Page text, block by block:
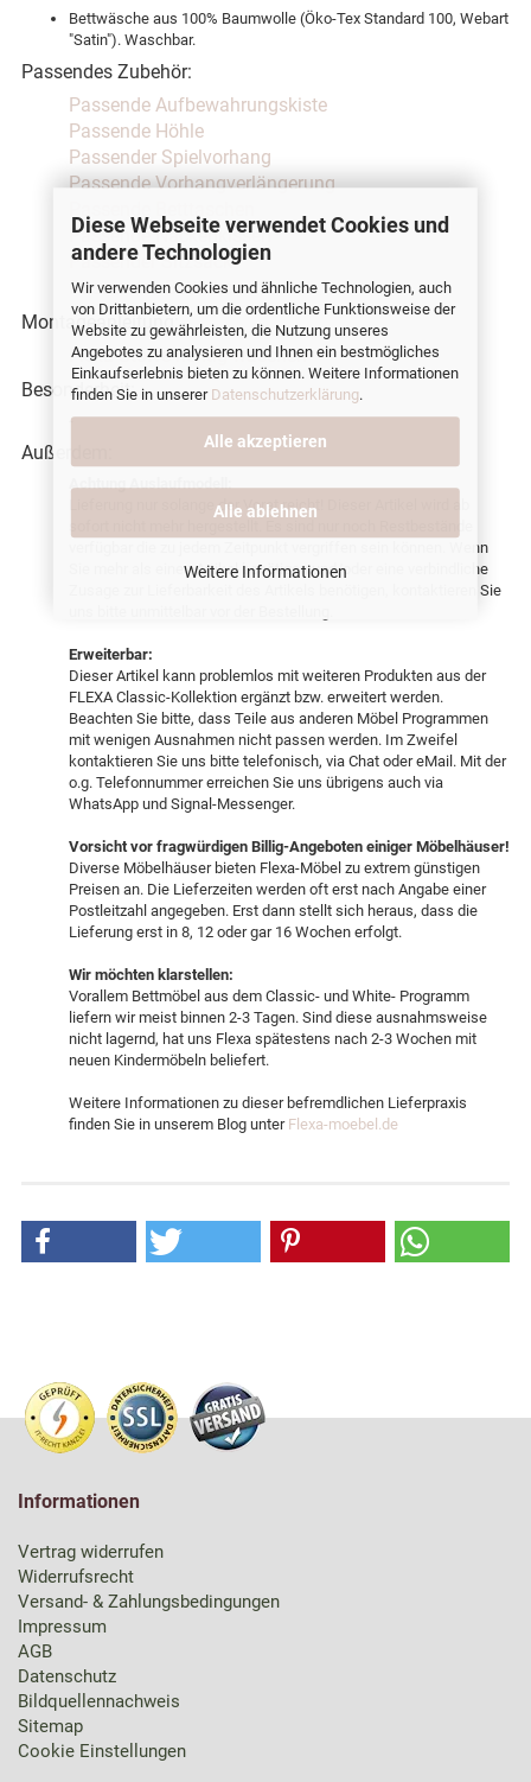
Diese Webseite verwendet Cookies und
andere Technologien
Wir verwenden Cookies und ähnliche Technologien, auch
von Drittanbietern, um die ordentliche Funktionsweise der
Website zu gewährleisten, die Nutzung unseres
Angebotes zu analysieren und Ihnen ein bestmögliches
Einkaufserlebnis bieten zu können. Weitere Informationen
finden Sie in unserer Datenschutzerklärung.
Alle akzeptieren
Alle ablehnen
Weitere Informationen
Bettwäsche aus 100% Baumwolle (Öko-Tex Standard 100, Webart
"Satin"). Waschbar.
Passendes Zubehör:
Passende Aufbewahrungskiste
Passende Höhle
Passender Spielvorhang
Passende Vorhangverlängerung
Passende Nackenkissen
Passender Sitzsack
Passendes Bettlaken
Montageanleitung:
Flexa Stoffe richtig waschen
Besonderheit:
-
Außerdem:
Achtung Auslaufmodell:
Lieferung nur solange der Vorat reicht! Dieser Artikel wird ab
verfügbar die zu jedem Zeitpunkt vergriffen sein können. Wenn
Sie mehr als einen Artikel benötigen und/oder eine verbindliche
Zusage zur Lieferbarkeit des Artikels benötigen, kontaktieren Sie
Erweiterbar:
Dieser Artikel kann problemlos mit weiteren Produkten aus der
FLEXA Classic-Kollektion ergänzt bzw. erweitert werden.
Beachten Sie bitte, dass Teile aus anderen Möbel Programmen
mit wenigen Ausnahmen nicht passen werden. Im Zweifel
kontaktieren Sie uns bitte telefonisch, via Chat oder eMail. Mit der
o.g. Telefonnummer erreichen Sie uns übrigens auch via
WhatsApp und Signal-Messenger.
Vorsicht vor fragwürdigen Billig-Angeboten einiger Möbelhäuser!
Diverse Möbelhäuser bieten Flexa-Möbel zu extrem günstigen
Preisen an. Die Lieferzeiten werden oft erst nach Angabe einer
Postleitzahl angegeben. Erst dann stellt sich heraus, dass die
Lieferung erst in 8, 12 oder gar 16 Wochen erfolgt.
Wir möchten klarstellen:
Vorallem Bettmöbel aus dem Classic- und White- Programm
liefern wir meist binnen 2-3 Tagen. Sind diese ausnahmsweise
nicht lagernd, hat uns Flexa spätestens nach 2-3 Wochen mit
neuen Kindermöbeln beliefert.
Weitere Informationen zu dieser befremdlichen Lieferpraxis
finden Sie in unserem Blog unter Flexa-moebel.de
Informationen
Vertrag widerrufen
Widerrufsrecht
Versand- & Zahlungsbedingungen
Impressum
AGB
Datenschutz
Bildquellennachweis
Sitemap
Cookie Einstellungen